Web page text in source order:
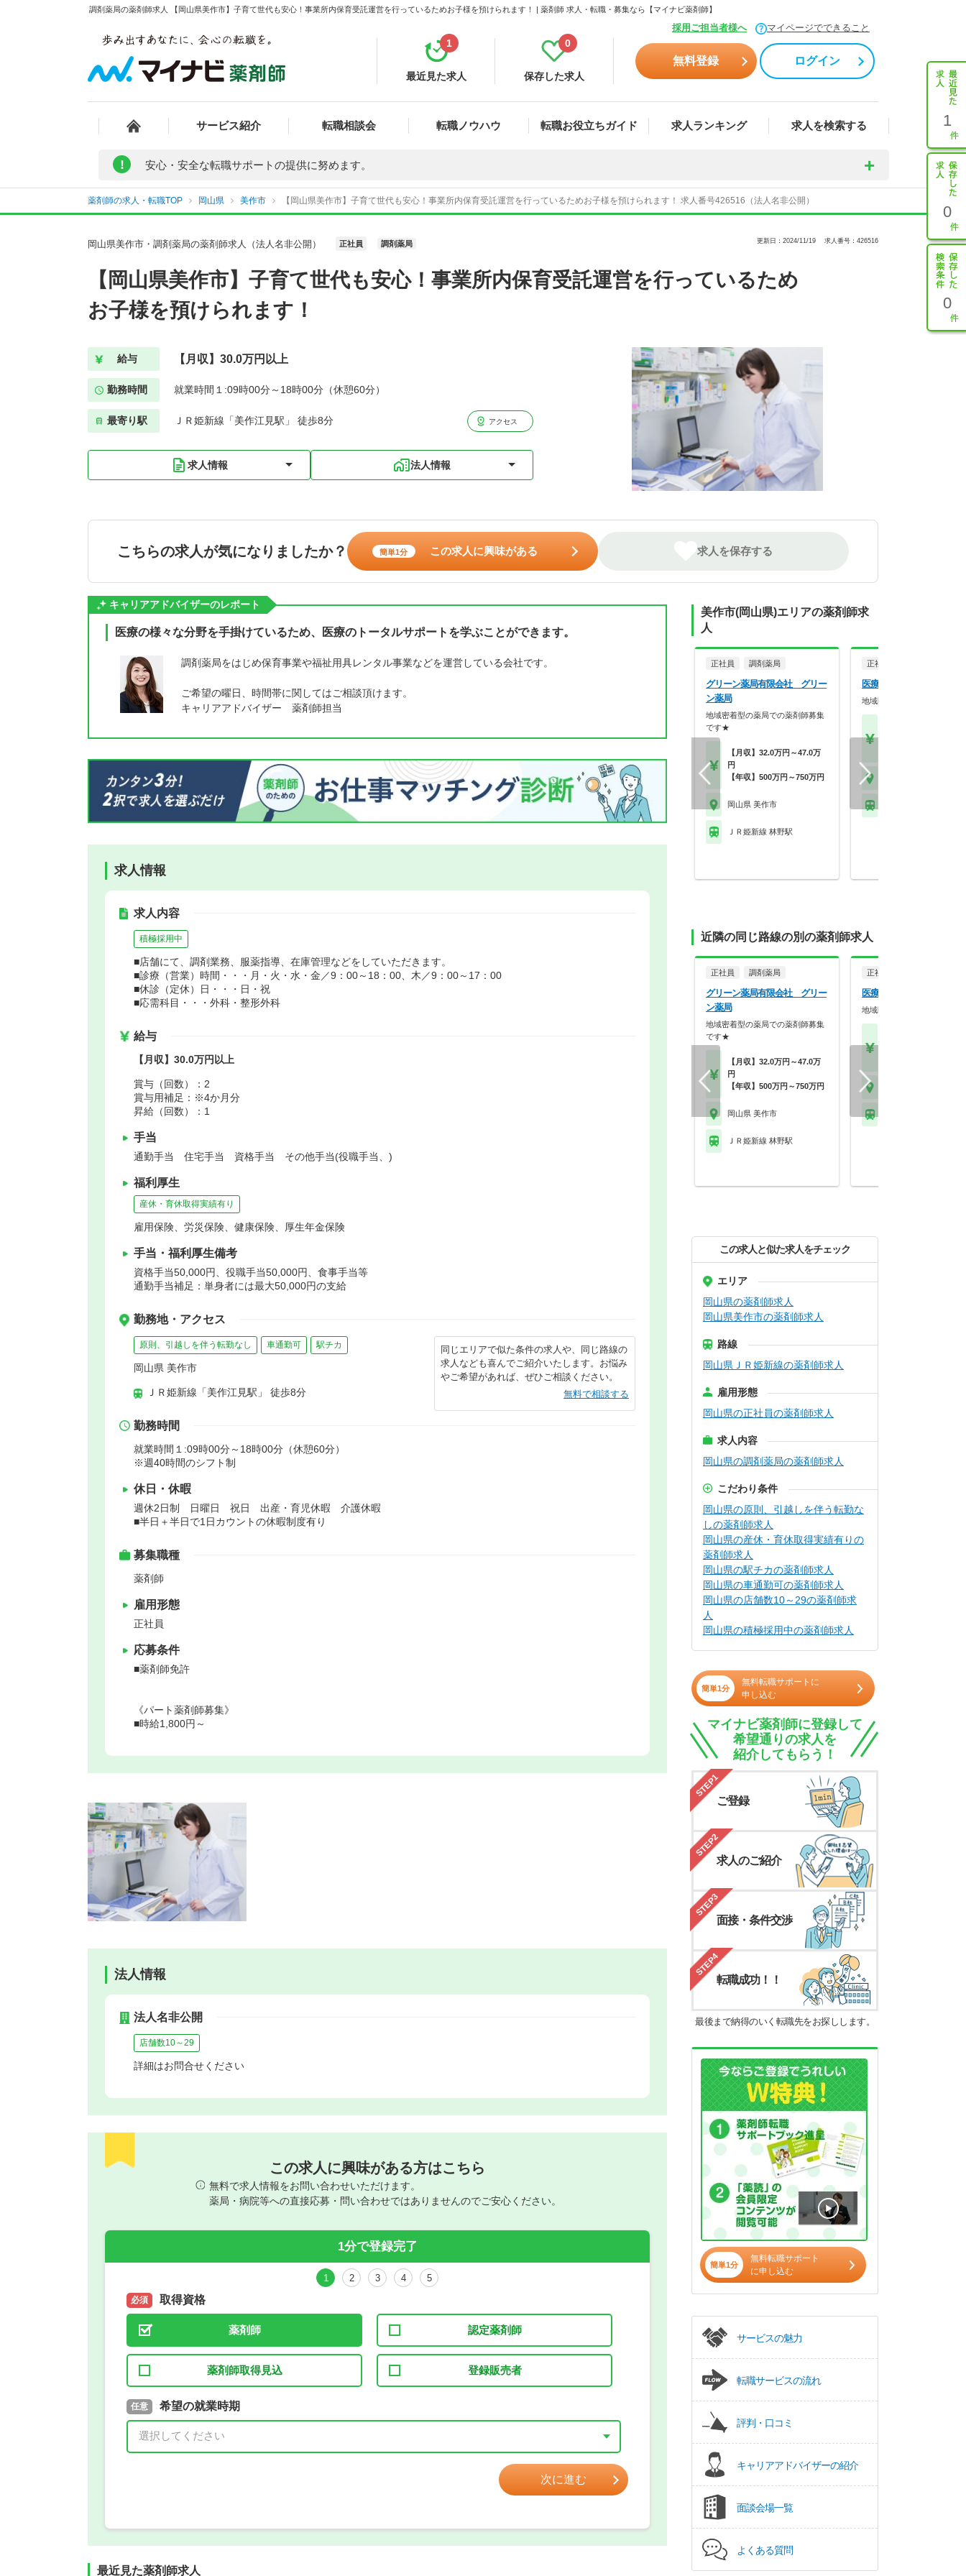
調剤薬局の薬剤師求人 【岡山県美作市】子育て世代も安心！事業所内保育受託運営を行っているためお子様を預けられます！ | 薬剤師 求人・転職・募集なら【マイナビ薬剤師】
採用ご担当者様へ マイページでできること
最近見た求人
1
保存した求人
0
無料登録 ログイン
サービス紹介 転職相談会 転職ノウハウ 転職お役立ちガイド 求人ランキング 求人を検索する 1
0
0
! 安心・安全な転職サポートの提供に努めます。
薬剤師の求人・転職TOP 岡山県 美作市 【岡山県美作市】子育て世代も安心！事業所内保育受託運営を行っているためお子様を預けられます！ 求人番号426516（法人名非公開）
岡山県美作市・調剤薬局の薬剤師求人（法人名非公開） 正社員 調剤薬局 更新日：2024/11/19 求人番号：426516
【岡山県美作市】子育て世代も安心！事業所内保育受託運営を行っているため
お子様を預けられます！
給与 【月収】30.0万円以上
勤務時間 就業時間１:09時00分～18時00分（休憩60分）
最寄り駅 ＪＲ姫新線「美作江見駅」 徒歩8分 アクセス
求人情報 法人情報
こちらの求人が気になりましたか？ 簡単1分 この求人に興味がある 求人を保存する
キャリアアドバイザーのレポート
医療の様々な分野を手掛けているため、医療のトータルサポートを学ぶことができます。
調剤薬局をはじめ保育事業や福祉用具レンタル事業などを運営している会社です。
ご希望の曜日、時間帯に関してはご相談頂けます。
キャリアアドバイザー 薬剤師担当
求人情報
求人内容
積極採用中
■店舗にて、調剤業務、服薬指導、在庫管理などをしていただきます。
■診療（営業）時間・・・月・火・水・金／9：00～18：00、木／9：00～17：00
■休診（定休）日・・・日・祝
■応需科目・・・外科・整形外科
給与
【月収】30.0万円以上
賞与（回数）：2
賞与用補足：※4か月分
昇給（回数）：1
手当
通勤手当 住宅手当 資格手当 その他手当(役職手当、)
福利厚生
産休・育休取得実績有り
雇用保険、労災保険、健康保険、厚生年金保険
手当・福利厚生備考
資格手当50,000円、役職手当50,000円、食事手当等
通勤手当補足：単身者には最大50,000円の支給
勤務地・アクセス
原則、引越しを伴う転勤なし 車通勤可 駅チカ
岡山県 美作市
ＪＲ姫新線「美作江見駅」 徒歩8分
同じエリアで似た条件の求人や、同じ路線の
求人なども喜んでご紹介いたします。お悩み
やご希望があれば、ぜひご相談ください。
無料で相談する
勤務時間
就業時間１:09時00分～18時00分（休憩60分）
※週40時間のシフト制
休日・休暇
週休2日制 日曜日 祝日 出産・育児休暇 介護休暇
■半日＋半日で1日カウントの休暇制度有り
募集職種
薬剤師
雇用形態
正社員
応募条件
■薬剤師免許
《パート薬剤師募集》
■時給1,800円～
法人情報
法人名非公開
店舗数10～29
詳細はお問合せください
この求人に興味がある方はこちら
無料で求人情報をお問い合わせいただけます。
薬局・病院等への直接応募・問い合わせではありませんのでご安心ください。
1分で登録完了
1 2 3 4 5
必須 取得資格
薬剤師 認定薬剤師
薬剤師取得見込 登録販売者
必須 取得予定年
年 3月
任意 希望の就業時期
次に進む
最近見た薬剤師求人
美作市(岡山県)エリアの薬剤師求
人
正社員 調剤薬局
グリーン薬局有限会社 グリー
ン薬局
地域密着型の薬局での薬剤師募集
です★
【月収】32.0万円～47.0万
円
【年収】500万円～750万円
岡山県 美作市
ＪＲ姫新線 林野駅
正社員
医療法人三水会 田尻病院
地域医療に貢献する病院です
近隣の同じ路線の別の薬剤師求人
正社員 調剤薬局
グリーン薬局有限会社 グリー
ン薬局
地域密着型の薬局での薬剤師募集
です★
【月収】32.0万円～47.0万
円
【年収】500万円～750万円
岡山県 美作市
ＪＲ姫新線 林野駅
正社員
医療法人三水会 田尻病院
地域医療に貢献する病院です
この求人と似た求人をチェック
エリア
岡山県の薬剤師求人
岡山県美作市の薬剤師求人
路線
岡山県ＪＲ姫新線の薬剤師求人
雇用形態
岡山県の正社員の薬剤師求人
求人内容
岡山県の調剤薬局の薬剤師求人
こだわり条件
岡山県の原則、引越しを伴う転勤な
しの薬剤師求人
岡山県の産休・育休取得実績有りの
薬剤師求人
岡山県の駅チカの薬剤師求人
岡山県の車通勤可の薬剤師求人
岡山県の店舗数10～29の薬剤師求
人
岡山県の積極採用中の薬剤師求人
簡単1分
無料転職サポートに
申し込む
マイナビ薬剤師に登録して
希望通りの求人を
紹介してもらう！
STEP1
ご登録
STEP2
求人のご紹介
STEP3
面接・条件交渉
STEP4
転職成功！！
最後まで納得のいく転職先をお探しします。
簡単1分
無料転職サポート
に申し込む
サービスの魅力
転職サービスの流れ
評判・口コミ
キャリアアドバイザーの紹介
面談会場一覧
よくある質問